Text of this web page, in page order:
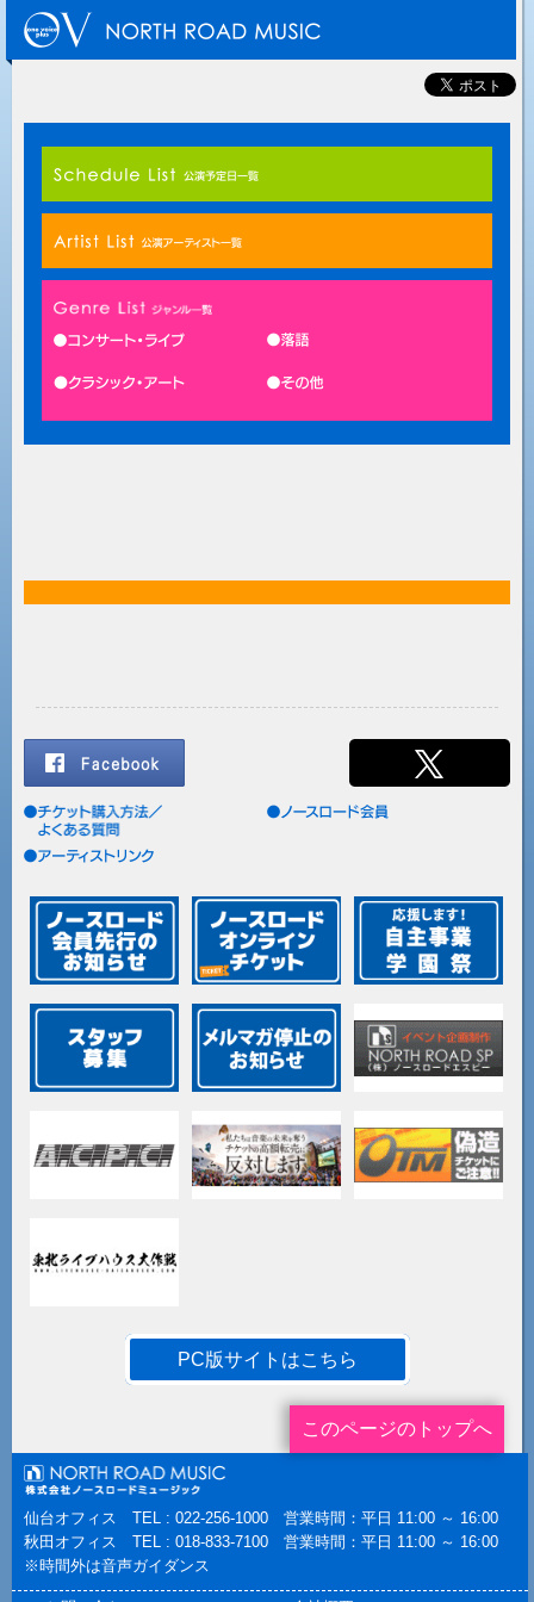
PC版サイトはこちら
このページのトップへ
仙台オフィス TEL : 022-256-1000 営業時間：平日 11:00 ～ 16:00
秋田オフィス TEL : 018-833-7100 営業時間：平日 11:00 ～ 16:00
※時間外は音声ガイダンス